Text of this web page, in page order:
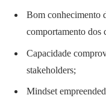
Bom conhecimento
comportamento dos
Capacidade
stakeholders;
Mindset